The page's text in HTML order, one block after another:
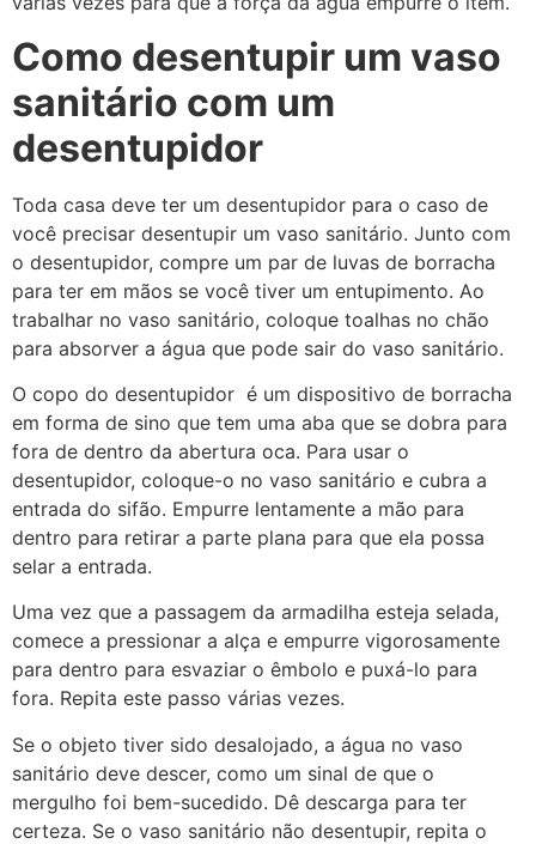
Como desentupir um vaso
sanitário com um
desentupidor
Toda casa deve ter um desentupidor para o caso de
você precisar desentupir um vaso sanitário. Junto com
o desentupidor, compre um par de luvas de borracha
para ter em mãos se você tiver um entupimento. Ao
trabalhar no vaso sanitário, coloque toalhas no chão
para absorver a água que pode sair do vaso sanitário.
O copo do desentupidor é um dispositivo de borracha
em forma de sino que tem uma aba que se dobra para
fora de dentro da abertura oca. Para usar o
desentupidor, coloque-o no vaso sanitário e cubra a
entrada do sifão. Empurre lentamente a mão para
dentro para retirar a parte plana para que ela possa
selar a entrada.
Uma vez que a passagem da armadilha esteja selada,
comece a pressionar a alça e empurre vigorosamente
para dentro para esvaziar o êmbolo e puxá-lo para
fora. Repita este passo várias vezes.
Se o objeto tiver sido desalojado, a água no vaso
sanitário deve descer, como um sinal de que o
mergulho foi bem-sucedido. Dê descarga para ter
certeza. Se o vaso sanitário não desentupir, repita o